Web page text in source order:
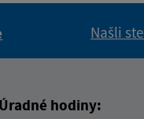
Našli
Úradné hodiny: